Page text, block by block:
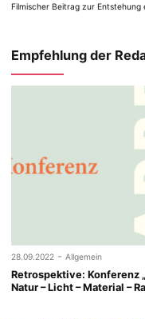
Filmischer Beitrag zur
Empfehlung der
28.09.2022 - Allgemein
Retrospektive: Konferenz
Natur – Licht – Material –